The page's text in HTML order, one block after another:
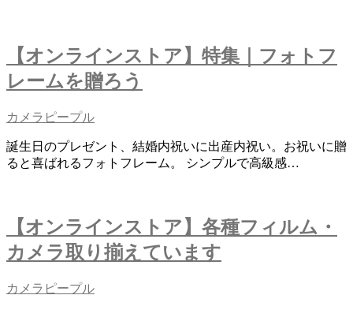
【オンラインストア】特集｜フォトフ
レームを贈ろう
カメラピープル
誕生日のプレゼント、結婚内祝いに出産内祝い。お祝いに贈
ると喜ばれるフォトフレーム。 シンプルで高級感…
【オンラインストア】各種フィルム・
カメラ取り揃えています
カメラピープル